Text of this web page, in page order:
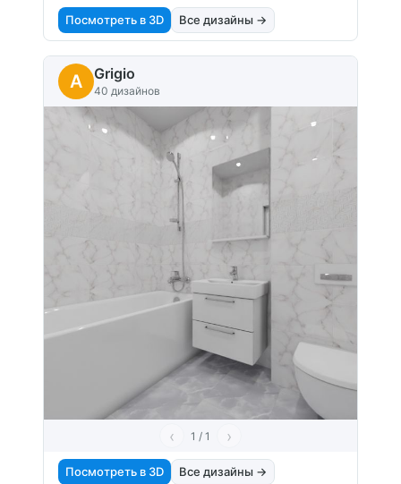
Посмотреть в 3D Все дизайны →
A Grigio
40 дизайнов
‹ 1 / 1 ›
Посмотреть в 3D Все дизайны →